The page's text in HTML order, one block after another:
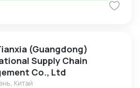
(Guangdong)
Supply Chain
Co., Ltd
Китай